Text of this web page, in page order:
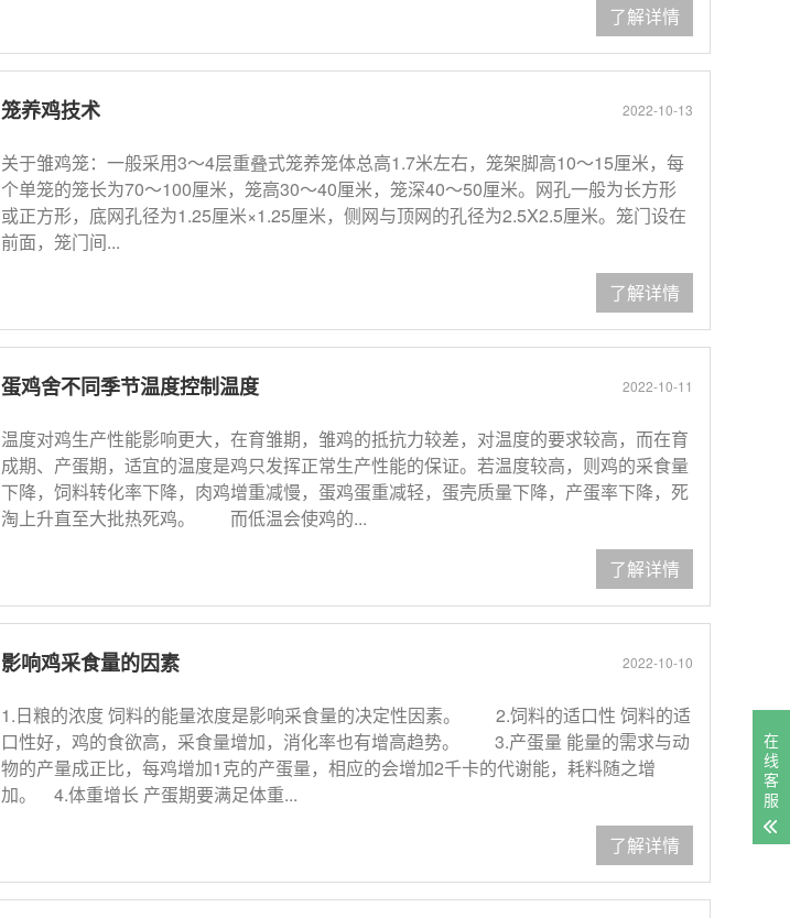
了解详情
2022-10-13
笼养鸡技术
关于雏鸡笼：一般采用3～4层重叠式笼养笼体总高1.7米左右，笼架脚高10～15厘米，每
个单笼的笼长为70～100厘米，笼高30～40厘米，笼深40～50厘米。网孔一般为长方形
或正方形，底网孔径为1.25厘米×1.25厘米，侧网与顶网的孔径为2.5X2.5厘米。笼门设在
前面，笼门间...
了解详情
2022-10-11
蛋鸡舍不同季节温度控制温度
温度对鸡生产性能影响更大，在育雏期，雏鸡的抵抗力较差，对温度的要求较高，而在育
成期、产蛋期，适宜的温度是鸡只发挥正常生产性能的保证。若温度较高，则鸡的采食量
下降，饲料转化率下降，肉鸡增重减慢，蛋鸡蛋重减轻，蛋壳质量下降，产蛋率下降，死
淘上升直至大批热死鸡。 而低温会使鸡的...
了解详情
2022-10-10
影响鸡采食量的因素
1.日粮的浓度 饲料的能量浓度是影响采食量的决定性因素。 2.饲料的适口性 饲料的适
口性好，鸡的食欲高，采食量增加，消化率也有增高趋势。 3.产蛋量 能量的需求与动
物的产量成正比，每鸡增加1克的产蛋量，相应的会增加2千卡的代谢能，耗料随之增
加。 4.体重增长 产蛋期要满足体重...
了解详情
在
线
客
服